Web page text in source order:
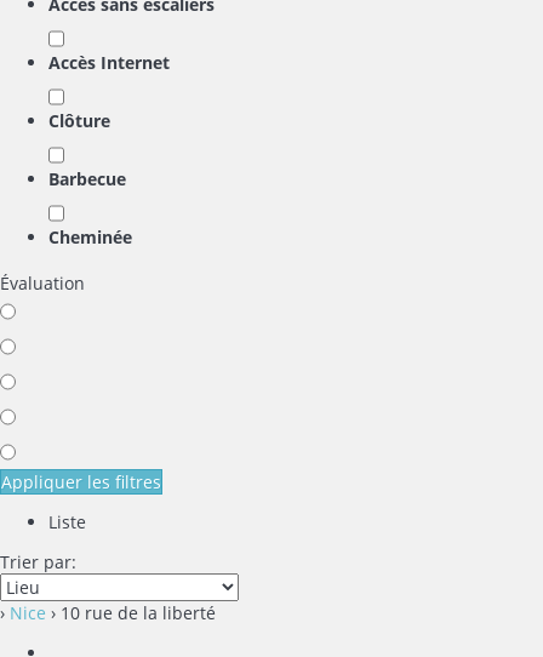
Accès Internet
Clôture
Barbecue
Cheminée
Évaluation
Appliquer les filtres
Liste
Trier par:
› Nice › 10 rue de la liberté